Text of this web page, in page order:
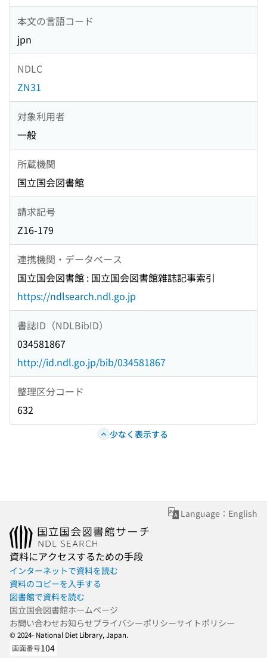
本文の言語コード
jpn
NDLC
ZN31
対象利用者
一般
所蔵機関
国立国会図書館
請求記号
Z16-179
連携機関・データベース
国立国会図書館 : 国立国会図書館雑誌記事索引
https://ndlsearch.ndl.go.jp
書誌ID（NDLBibID）
034581867
http://id.ndl.go.jp/bib/034581867
整理区分コード
632
少なく表示する
Language：English
資料にアクセスするための手段
インターネットで資料を読む
資料のコピーを入手する
図書館で資料を読む
国立国会図書館ホームページ
お問い合わせお知らせプライバシーポリシーサイトポリシー
© 2024- National Diet Library, Japan.
画面番号104